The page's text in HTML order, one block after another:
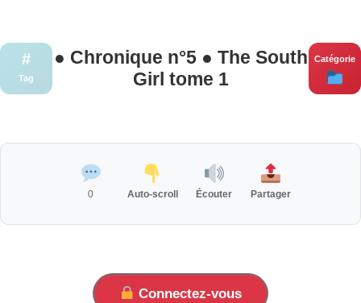
#
Tag
● Chronique n°5 ● The South
Girl tome 1
Catégorie
0 Auto-scroll Écouter Partager
Connectez-vous